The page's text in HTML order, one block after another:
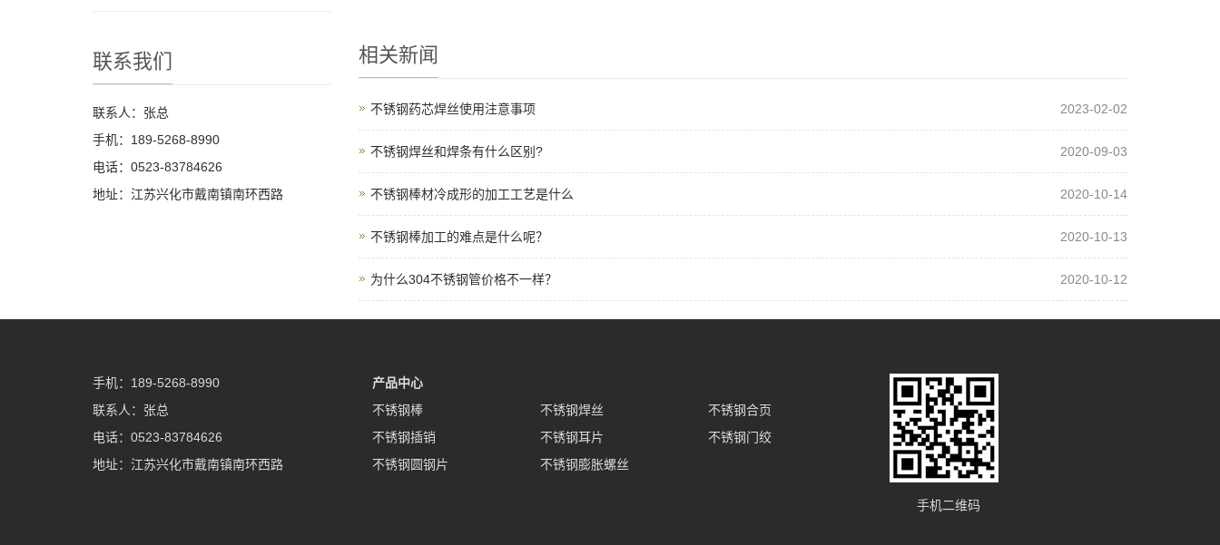
相关新闻
不锈钢药芯焊丝使用注意事项 2023-02-02
不锈钢焊丝和焊条有什么区别? 2020-09-03
不锈钢棒材冷成形的加工工艺是什么 2020-10-14
不锈钢棒加工的难点是什么呢？ 2020-10-13
为什么304不锈钢管价格不一样？ 2020-10-12
联系我们
联系人：张总
手机：189-5268-8990
电话：0523-83784626
地址：江苏兴化市戴南镇南环西路
手机：189-5268-8990
联系人：张总
电话：0523-83784626
地址：江苏兴化市戴南镇南环西路
产品中心
不锈钢棒
不锈钢焊丝
不锈钢合页
不锈钢插销
不锈钢耳片
不锈钢门绞
不锈钢圆钢片
不锈钢膨胀螺丝
手机二维码